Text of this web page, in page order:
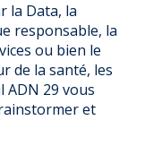
la Data, la
responsable, la
ou bien le
de la santé, les
ADN 29 vous
et